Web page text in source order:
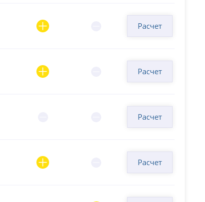
Расчет
Расчет
Расчет
Расчет